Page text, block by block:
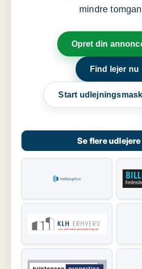
mindre
Opret din
Find lejer nu
Start
Se flere udlejere